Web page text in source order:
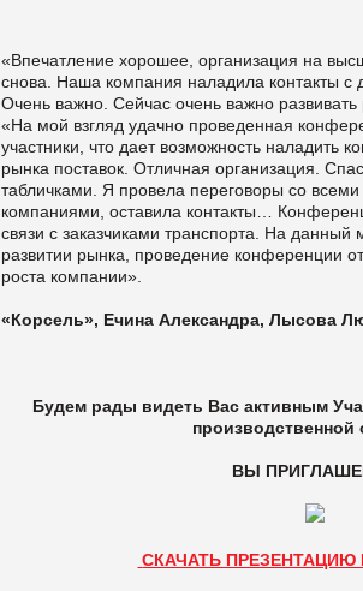
«Впечатление хорошее, организация на
снова. Наша компания наладила контакты с
Очень важно. Сейчас очень важно развивать
«На мой взгляд удачно проведенная
участники, что дает возможность наладить
рынка поставок. Отличная организация.
табличками. Я провела переговоры со
компаниями, оставила контакты…
связи с заказчиками транспорта. На данный
развитии рынка, проведение конференции
роста компании».
«Корсель», Ечина Александра, Лысова
Будем рады видеть Вас активным
производственной
ВЫ
СКАЧАТЬ